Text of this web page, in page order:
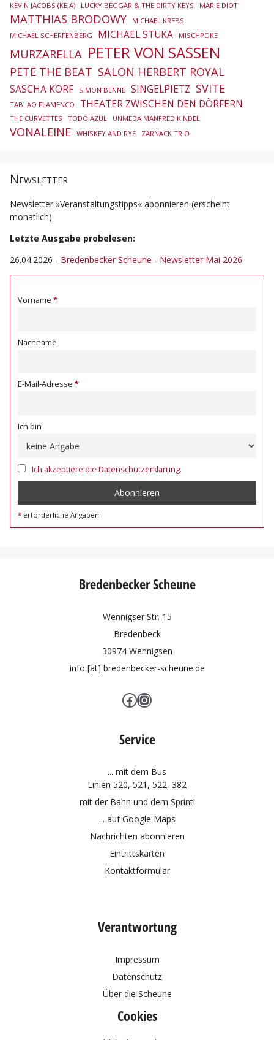
KEVIN JACOBS (KEJA)
LUCKY BEGGAR & THE DIRTY KEYS MARIE DIOT
MATTHIAS BRODOWY
MICHAEL KREBS
MICHAEL SCHERFENBERG
MICHAEL STUKA MISCHPOKE
MURZARELLA PETER VON SASSEN
PETE THE BEAT SALON HERBERT ROYAL
SASCHA KORF SIMON BENNE SINGELPIETZ SVITE
TABLAO FLAMENCO THEATER ZWISCHEN DEN DÖRFERN
THE CURVETTES TODO AZUL UNMEDA MANFRED KINDEL
VONALEINE WHISKEY AND RYE ZARNACK TRIO
Newsletter
Newsletter »Veranstaltungstipps« abonnieren (erscheint
monatlich)
Letzte Ausgabe probelesen:
26.04.2026 - Bredenbecker Scheune - Newsletter Mai 2026
Vorname
Nachname
E-Mail-Adresse
Ich bin
Ich akzeptiere die Datenschutzerklärung.
erforderliche Angaben
Bredenbecker Scheune
Wennigser Str. 15
Bredenbeck
30974 Wennigsen
info [at] bredenbecker-scheune.de
Facebook
Instagram
Service
... mit dem Bus
Linien 520, 521, 522, 382
mit der Bahn und dem Sprinti
... auf Google Maps
Nachrichten abonnieren
Eintrittskarten
Kontaktformular
Verantwortung
Impressum
Datenschutz
Über die Scheune
Cookies